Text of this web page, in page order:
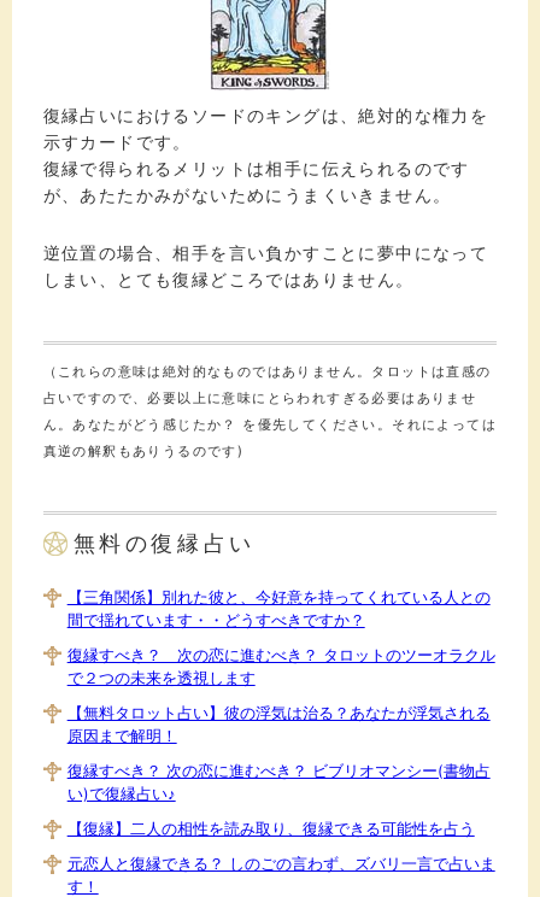
復縁占いにおけるソードのキングは、絶対的な権力を
示すカードです。
復縁で得られるメリットは相手に伝えられるのです
が、あたたかみがないためにうまくいきません。
逆位置の場合、相手を言い負かすことに夢中になって
しまい、とても復縁どころではありません。
（これらの意味は絶対的なものではありません。タロットは直感の
占いですので、必要以上に意味にとらわれすぎる必要はありませ
ん。あなたがどう感じたか？ を優先してください。それによっては
真逆の解釈もありうるのです)
無料の復縁占い
【三角関係】別れた彼と、今好意を持ってくれている人との
間で揺れています・・どうすべきですか？
復縁すべき？ 次の恋に進むべき？ タロットのツーオラクル
で２つの未来を透視します
【無料タロット占い】彼の浮気は治る？あなたが浮気される
原因まで解明！
復縁すべき？ 次の恋に進むべき？ ビブリオマンシー(書物占
い)で復縁占い♪
【復縁】二人の相性を読み取り、復縁できる可能性を占う
元恋人と復縁できる？ しのごの言わず、ズバリ一言で占いま
す！